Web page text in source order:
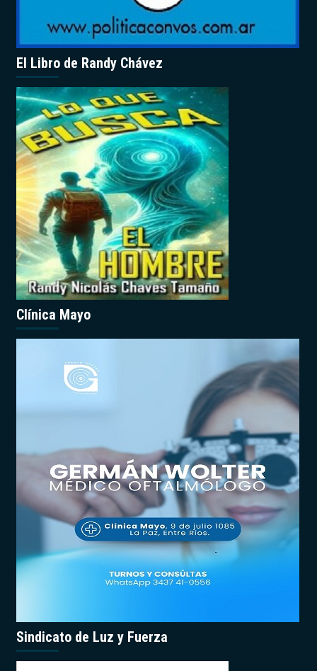
El Libro de Randy Chávez
Clínica Mayo
Sindicato de Luz y Fuerza